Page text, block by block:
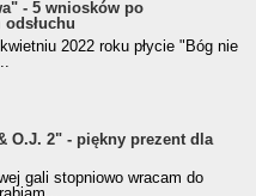
- 5 wniosków po
2022 roku płycie "Bóg nie
O.J. 2" - piękny prezent dla
gali stopniowo wracam do